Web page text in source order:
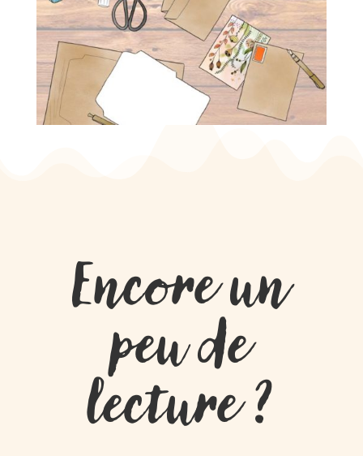
Encore un
peu de
lecture ?